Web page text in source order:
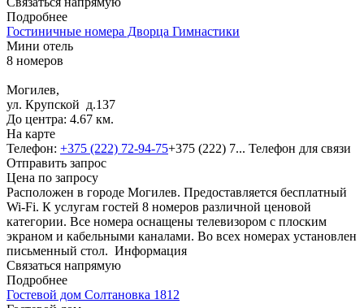
Подробнее
Гостиничные номера Дворца Гимнастики
Мини отель
8 номеров
Могилев,
ул. Крупской д.137
До центра: 4.67 км.
На карте
Телефон: +375 (222) 72-94-75+375 (222) 7... Телефон для связи
Отправить запрос
Цена по запросу
Расположен в городе Могилев. Предоставляется бесплатный
Wi-Fi. К услугам гостей 8 номеров различной ценовой
категории. Все номера оснащены телевизором с плоским
экраном и кабельными каналами. Во всех номерах установлен
письменный стол. Информация
Связаться напрямую
Подробнее
Гостевой дом Солтановка 1812